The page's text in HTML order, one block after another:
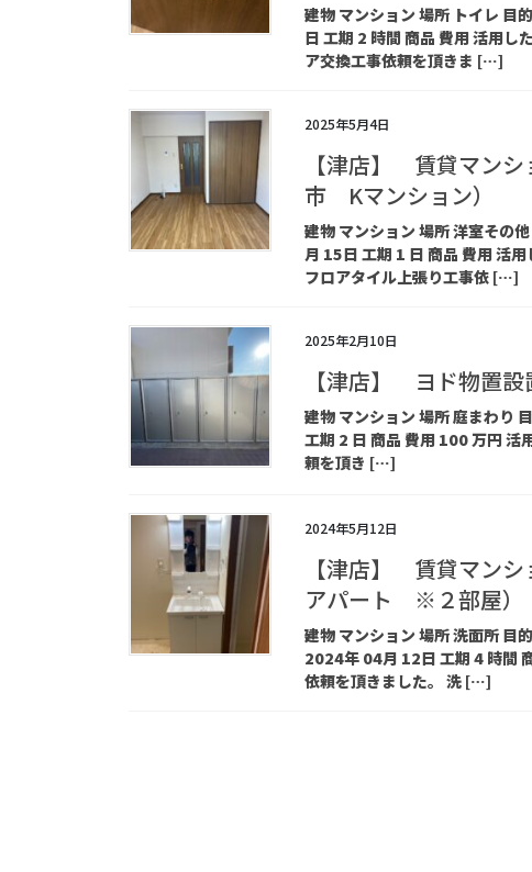
建物 マンション 場所 トイレ 目
日 工期 2 時間 商品 費用 活用し
ア交換工事依頼を頂きま […]
2025年5月4日
【津店】 賃貸マン
市 Kマンション）
建物 マンション 場所 洋室その
月 15日 工期 1 日 商品 費用 活
フロアタイル上張り工事依 […]
2025年2月10日
【津店】 ヨド物置
建物 マンション 場所 庭まわり
工期 2 日 商品 費用 100 万円 活
頼を頂き […]
2024年5月12日
【津店】 賃貸マン
アパート ※２部屋）
建物 マンション 場所 洗面所 目
2024年 04月 12日 工期 4 時間
依頼を頂きました。 洗 […]